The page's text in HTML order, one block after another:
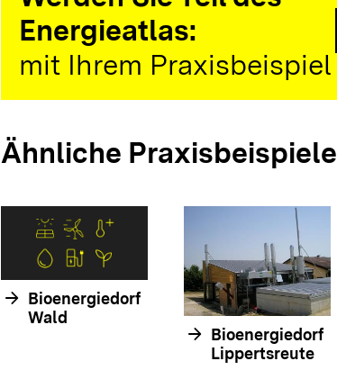
Energieatlas:
mit Ihrem Praxisbeispiel
Ähnliche Praxisbeispiele
arrow_forward Bioenergiedorf
Wald
arrow_forward Bioenergiedorf
Lippertsreute